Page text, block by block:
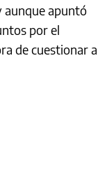
aunque apuntó
por el
de cuestionar a